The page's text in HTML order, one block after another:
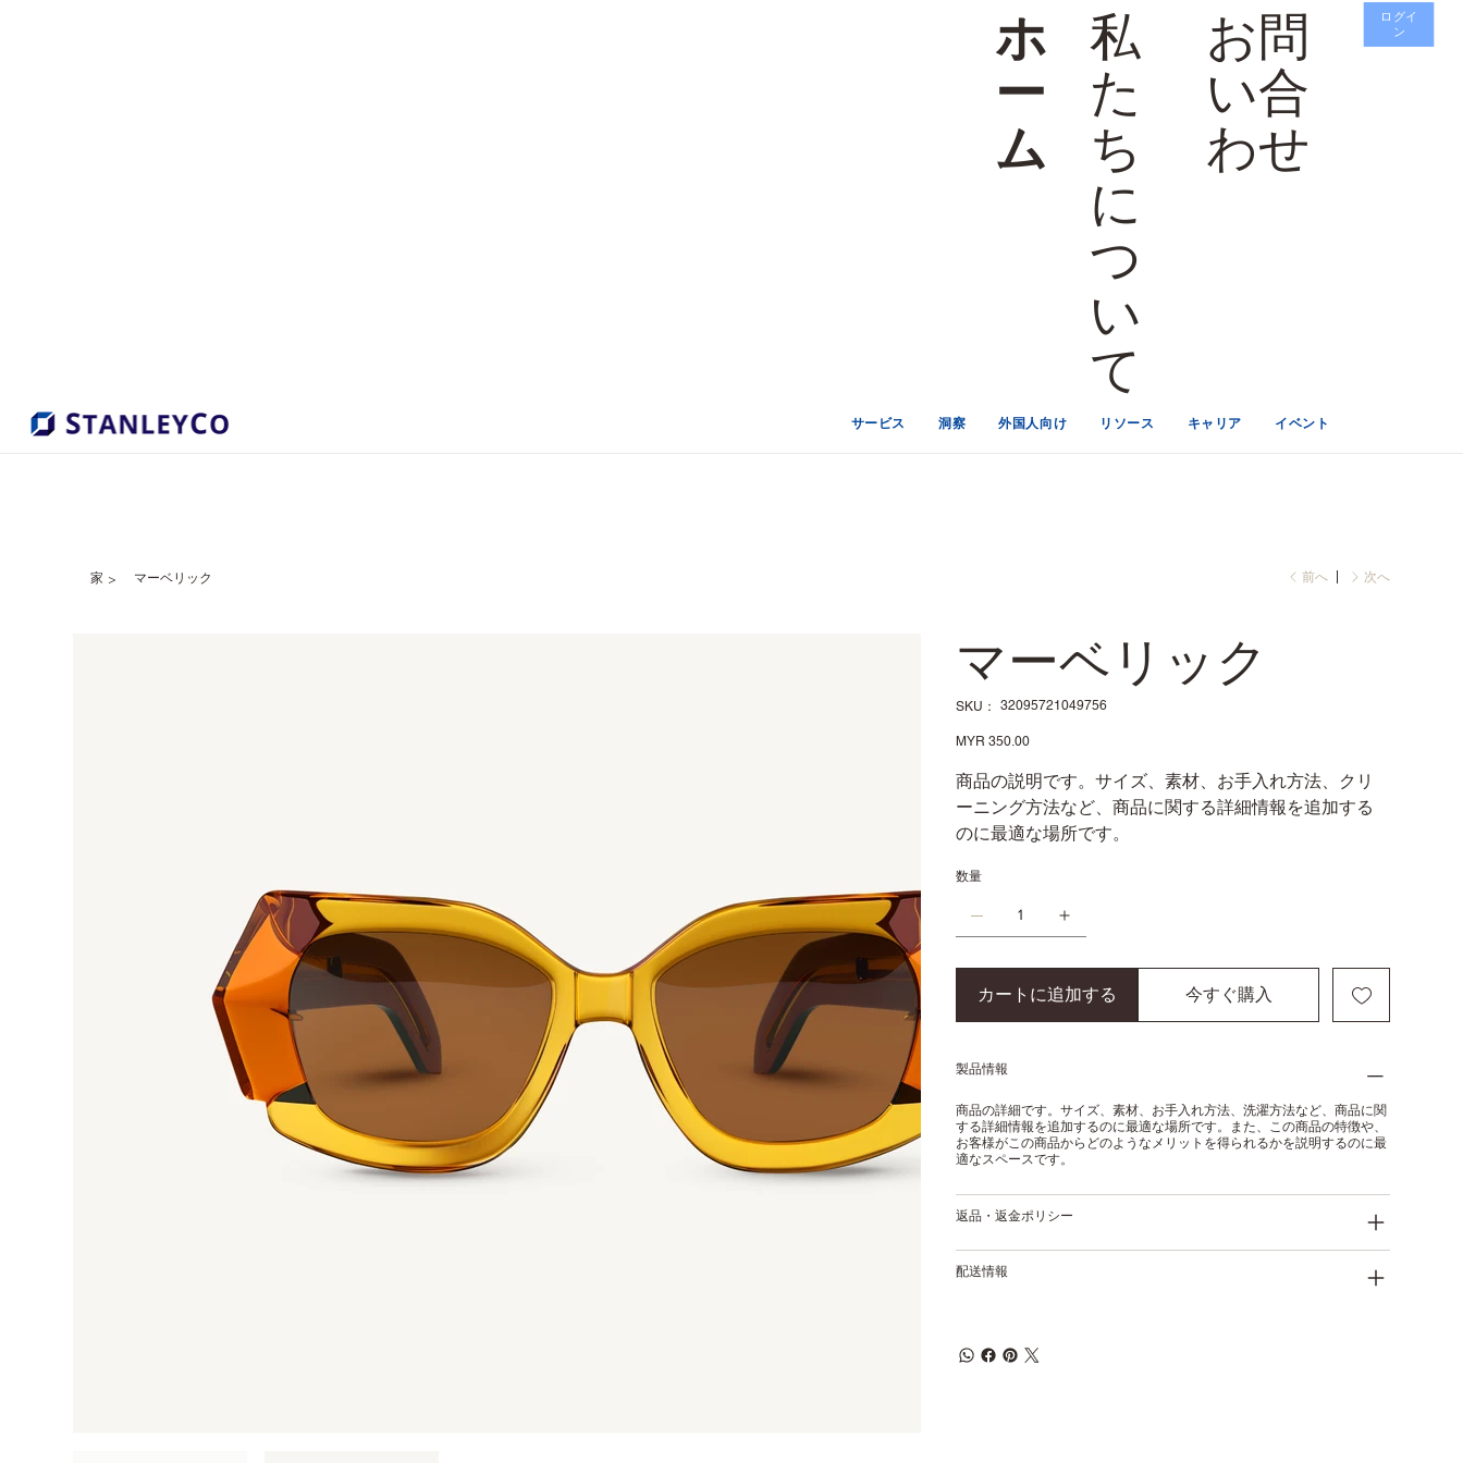
ホ
ー
ム
私
た
ち
に
つ
い
て
お問
い合
わせ
ログイ
ン
サービス 洞察 外国人向け リソース キャリア イベント
家 > マーベリック 前へ 次へ
マーベリック
SKU：
SKU：
32095721049756
価
MYR 350.00
商品の説明です。サイズ、素材、お手入れ方法、クリ
ーニング方法など、商品に関する詳細情報を追加する
のに最適な場所です。
数量
カートに追加する 今すぐ購入
製品情報
商品の詳細です。サイズ、素材、お手入れ方法、洗濯方法など、商品に関
する詳細情報を追加するのに最適な場所です。また、この商品の特徴や、
お客様がこの商品からどのようなメリットを得られるかを説明するのに最
適なスペースです。
返品・返金ポリシー
配送情報